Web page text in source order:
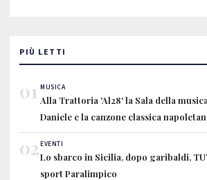
PIÙ LETTI
01 MUSICA
Alla Trattoria 'Al28' la Sala della
Daniele e la canzone classica
02EVENTI
Lo sbarco in Sicilia, dopo garibaldi,
sport Paralimpico